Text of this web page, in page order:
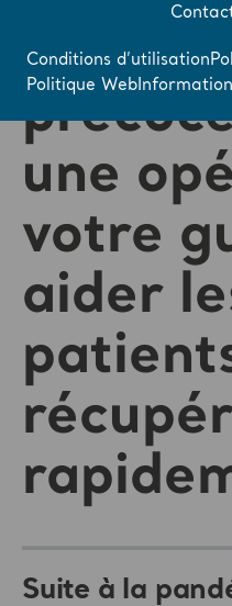
J'AI
une
votre
aider
Suite à la
Conditions d’utilisation
Politique Web